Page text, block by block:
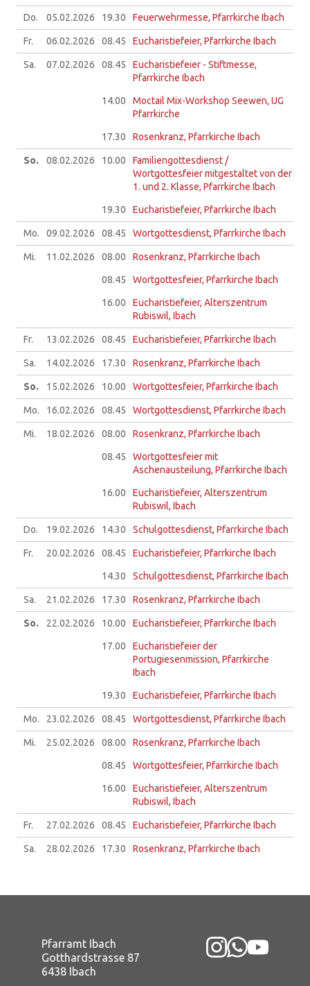
Do. 05.02.2026 19.30 Feuerwehrmesse, Pfarrkirche Ibach
Fr. 06.02.2026 08.45 Eucharistiefeier, Pfarrkirche Ibach
Sa. 07.02.2026 08.45
Eucharistiefeier - Stiftmesse,
Pfarrkirche Ibach
14.00
Moctail Mix-Workshop Seewen, UG
Pfarrkirche
17.30 Rosenkranz, Pfarrkirche Ibach
So. 08.02.2026 10.00
Familiengottesdienst /
Wortgottesfeier mitgestaltet von der
1. und 2. Klasse, Pfarrkirche Ibach
19.30 Eucharistiefeier, Pfarrkirche Ibach
Mo. 09.02.2026 08.45 Wortgottesdienst, Pfarrkirche Ibach
Mi. 11.02.2026 08.00 Rosenkranz, Pfarrkirche Ibach
08.45 Wortgottesfeier, Pfarrkirche Ibach
16.00
Eucharistiefeier, Alterszentrum
Rubiswil, Ibach
Fr. 13.02.2026 08.45 Eucharistiefeier, Pfarrkirche Ibach
Sa. 14.02.2026 17.30 Rosenkranz, Pfarrkirche Ibach
So. 15.02.2026 10.00 Wortgottesfeier, Pfarrkirche Ibach
Mo. 16.02.2026 08.45 Wortgottesdienst, Pfarrkirche Ibach
Mi. 18.02.2026 08.00 Rosenkranz, Pfarrkirche Ibach
08.45
Wortgottesfeier mit
Aschenausteilung, Pfarrkirche Ibach
16.00
Eucharistiefeier, Alterszentrum
Rubiswil, Ibach
Do. 19.02.2026 14.30 Schulgottesdienst, Pfarrkirche Ibach
Fr. 20.02.2026 08.45 Eucharistiefeier, Pfarrkirche Ibach
14.30 Schulgottesdienst, Pfarrkirche Ibach
Sa. 21.02.2026 17.30 Rosenkranz, Pfarrkirche Ibach
So. 22.02.2026 10.00 Eucharistiefeier, Pfarrkirche Ibach
17.00
Eucharistiefeier der
Portugiesenmission, Pfarrkirche
Ibach
19.30 Eucharistiefeier, Pfarrkirche Ibach
Mo. 23.02.2026 08.45 Wortgottesdienst, Pfarrkirche Ibach
Mi. 25.02.2026 08.00 Rosenkranz, Pfarrkirche Ibach
08.45 Wortgottesfeier, Pfarrkirche Ibach
16.00
Eucharistiefeier, Alterszentrum
Rubiswil, Ibach
Fr. 27.02.2026 08.45 Eucharistiefeier, Pfarrkirche Ibach
Sa. 28.02.2026 17.30 Rosenkranz, Pfarrkirche Ibach
Pfarramt Ibach
Gotthardstrasse 87
6438 Ibach